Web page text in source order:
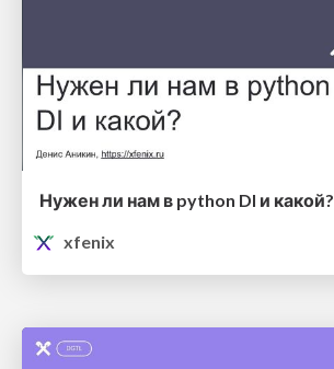
Нужен ли нам в python DI и какой?
xfenix